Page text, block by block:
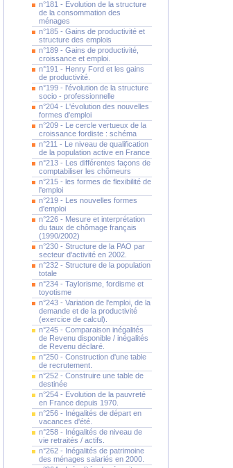
n°181 - Evolution de la structure
de la consommation des
ménages
n°185 - Gains de productivité et
structure des emplois
n°189 - Gains de productivité,
croissance et emploi.
n°191 - Henry Ford et les gains
de productivité.
n°199 - l'évolution de la structure
socio - professionnelle
n°204 - L'évolution des nouvelles
formes d'emploi
n°209 - Le cercle vertueux de la
croissance fordiste : schéma
n°211 - Le niveau de qualification
de la population active en France
n°213 - Les différentes façons de
comptabiliser les chômeurs
n°215 - les formes de flexibilité de
l'emploi
n°219 - Les nouvelles formes
d'emploi
n°226 - Mesure et interprétation
du taux de chômage français
(1990/2002)
n°230 - Structure de la PAO par
secteur d'activité en 2002.
n°232 - Structure de la population
totale
n°234 - Taylorisme, fordisme et
toyotisme
n°243 - Variation de l'emploi, de la
demande et de la productivité
(exercice de calcul).
n°245 - Comparaison inégalités
de Revenu disponible / inégalités
de Revenu déclaré.
n°250 - Construction d'une table
de recrutement.
n°252 - Construire une table de
destinée
n°254 - Evolution de la pauvreté
en France depuis 1970.
n°256 - Inégalités de départ en
vacances d'été.
n°258 - Inégalités de niveau de
vie retraités / actifs.
n°262 - Inégalités de patrimoine
des ménages salariés en 2000.